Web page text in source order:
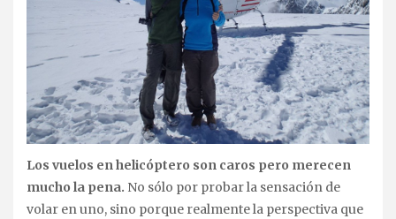
Los vuelos en helicóptero son caros pero merecen
mucho la pena. No sólo por probar la sensación de
volar en uno, sino porque realmente la perspectiva que